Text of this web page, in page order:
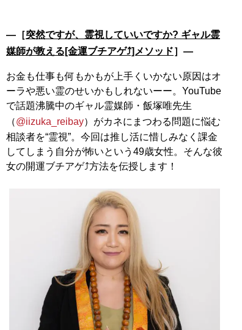
―［突然ですが、霊視していいですか? ギャル霊
媒師が教える[金運ブチアゲ⤴]メソッド］―
お金も仕事も何もかもが上手くいかない原因はオ
ーラや悪い霊のせいかもしれないーー。YouTube
で話題沸騰中のギャル霊媒師・飯塚唯先生
（@iizuka_reibay）がカネにまつわる問題に悩む
相談者を“霊視”。今回は推し活に惜しみなく課金
してしまう自分が怖いという49歳女性。そんな彼
女の開運ブチアゲ⤴方法を伝授します！